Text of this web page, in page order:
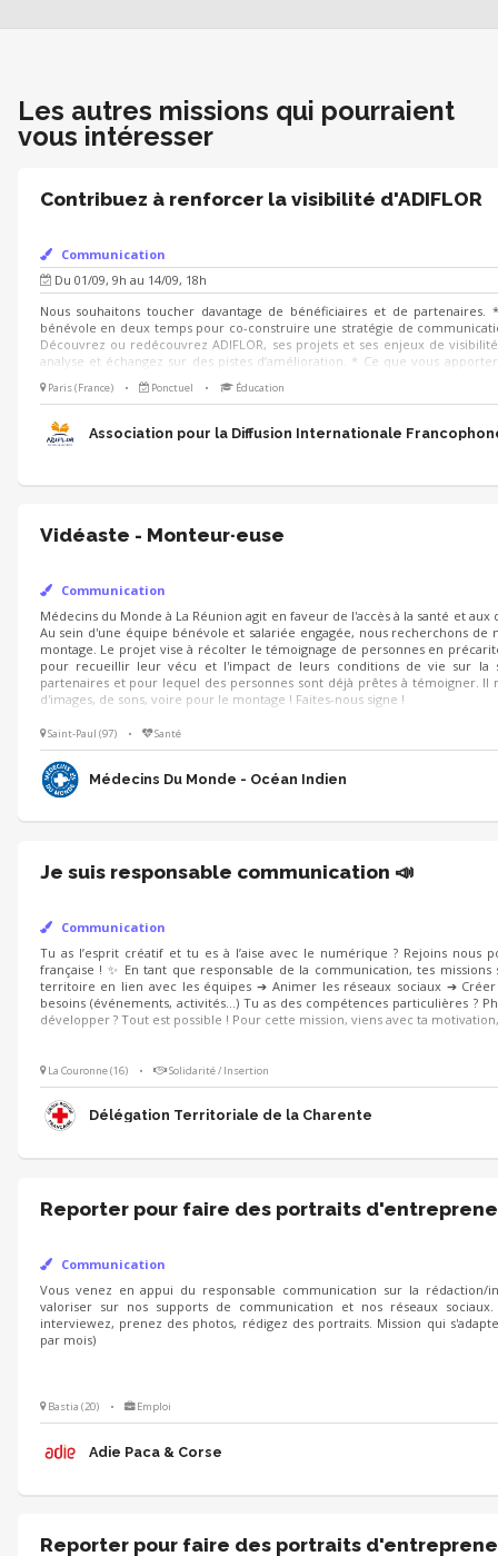
Les autres missions qui pourraient
vous intéresser
Contribuez à renforcer la visibilité d'ADIFLOR
Communication
Du 01/09, 9h au 14/09, 18h
Nous souhaitons toucher davantage de bénéficiaires et de
bénévole en deux temps pour co-construire une stratégie de
Découvrez ou redécouvrez ADIFLOR, ses projets et ses enjeux de
analyse et échangez sur des pistes d’amélioration. * Ce que vous
créativité pour aider ADIFLOR à mieux communiquer. Ensemble, faisons
Paris (France) • Ponctuel • Éducation
Association pour la Diffusion Internationale
Vidéaste - Monteur·euse
Communication
Médecins du Monde à La Réunion agit en faveur de l'accès à la santé et
Au sein d'une équipe bénévole et salariée engagée, nous recherchons
montage. Le projet vise à récolter le témoignage de personnes en
pour recueillir leur vécu et l'impact de leurs conditions de vie sur la
partenaires et pour lequel des personnes sont déjà prêtes à témoigner.
d'images, de sons, voire pour le montage ! Faites-nous signe !
Saint-Paul (97) • Santé
Médecins Du Monde - Océan Indien
Je suis responsable communication 📣
Communication
Tu as l’esprit créatif et tu es à l’aise avec le numérique ? Rejoins nous
française ! ✨ En tant que responsable de la communication, tes
territoire en lien avec les équipes ➔ Animer les réseaux sociaux ➔
besoins (événements, activités…) Tu as des compétences particulières ?
développer ? Tout est possible ! Pour cette mission, viens avec ta
La Couronne (16) • Solidarité / Insertion
Délégation Territoriale de la Charente
Reporter pour faire des portraits
Communication
Vous venez en appui du responsable communication sur la
valoriser sur nos supports de communication et nos réseaux
interviewez, prenez des photos, rédigez des portraits. Mission qui
par mois)
Bastia (20) • Emploi
Adie Paca & Corse
Reporter pour faire des portraits